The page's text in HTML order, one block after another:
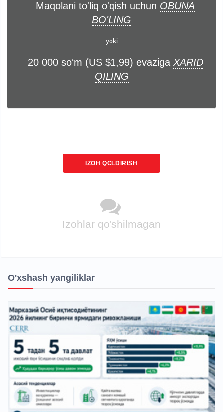
Maqolani to'liq o'qish uchun OBUNA
BO'LING
yoki
20 000 soʻm (US $1,99) evaziga XARID
QILING
IZOH QOLDIRISH
Izohlar qo'shilmagan
O'xshash yangiliklar